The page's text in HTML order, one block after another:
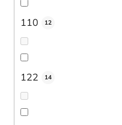
110 12
122 14